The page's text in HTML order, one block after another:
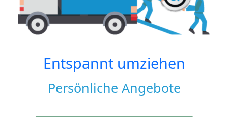
Entspannt umziehen
Persönliche Angebote